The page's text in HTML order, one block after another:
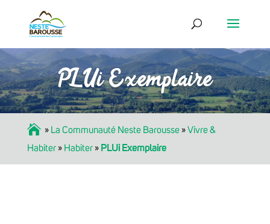
PLUi Exemplaire
Accueil » La Communauté Neste Barousse»Vivre &
Habiter» Habiter» PLUi Exemplaire